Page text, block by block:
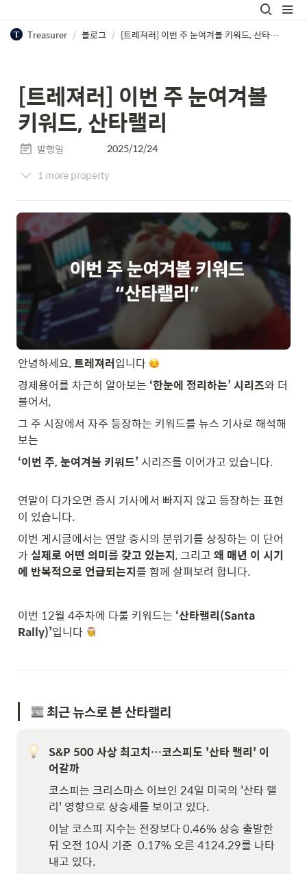
Treasurer / 블로그 / [트레져러] 이번 주 눈여겨볼 키워드, 산타랠리
[트레져러] 이번 주 눈여겨볼
키워드, 산타랠리
발행일
2025/12/24
1 more property
안녕하세요, 트레져러입니다
경제용어를 차근히 알아보는 ‘한눈에 정리하는’ 시리즈와 더
불어서,
그 주 시장에서 자주 등장하는 키워드를 뉴스 기사로 해석해
보는
‘이번 주, 눈여겨볼 키워드’ 시리즈를 이어가고 있습니다.
연말이 다가오면 증시 기사에서 빠지지 않고 등장하는 표현
이 있습니다.
이번 게시글에서는 연말 증시의 분위기를 상징하는 이 단어
가 실제로 어떤 의미를 갖고 있는지, 그리고 왜 매년 이 시기
에 반복적으로 언급되는지를 함께 살펴보려 합니다.
이번 12월 4주차에 다룰 키워드는 ‘산타랠리(Santa
Rally)’입니다
최근 뉴스로 본 산타랠리
S&P 500 사상 최고치…코스피도 '산타 랠리' 이
어갈까
코스피는 크리스마스 이브인 24일 미국의 '산타 랠
리' 영향으로 상승세를 보이고 있다.
이날 코스피 지수는 전장보다 0.46% 상승 출발한
뒤 오전 10시 기준  0.17% 오른 4124.29를 나타
내고 있다.